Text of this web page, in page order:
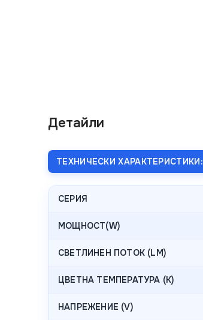
Детайли
ТЕХНИЧЕСКИ ХАРАКТЕРИСТИКИ:
СЕРИЯ
МОЩНОСТ(W)
СВЕТЛИНЕН ПОТОК (LM)
ЦВЕТНА ТЕМПЕРАТУРА (K)
НАПРЕЖЕНИЕ (V)